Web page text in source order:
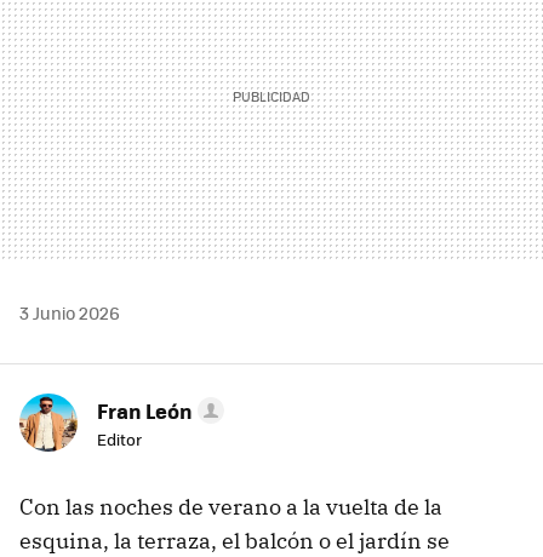
3 Junio 2026
Fran León
Editor
Con las noches de verano a la vuelta de la
esquina, la terraza, el balcón o el jardín se